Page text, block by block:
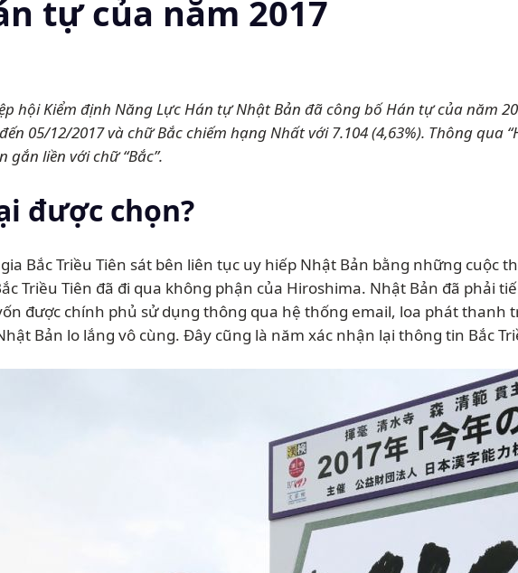
tự của năm 2017
hội Kiểm định Năng Lực Hán tự Nhật Bản đã công bố Hán tự của năm
05/12/2017 và chữ Bắc chiếm hạng Nhất với 7.104 (4,63%). Thông qua
liền với chữ “Bắc”.
được chọn?
Bắc Triều Tiên sát bên liên tục uy hiếp Nhật Bản bằng những cuộc
Triều Tiên đã đi qua không phận của Hiroshima. Nhật Bản đã phải
được chính phủ sử dụng thông qua hệ thống email, loa phát
Bản lo lắng vô cùng. Đây cũng là năm xác nhận lại thông tin Bắc